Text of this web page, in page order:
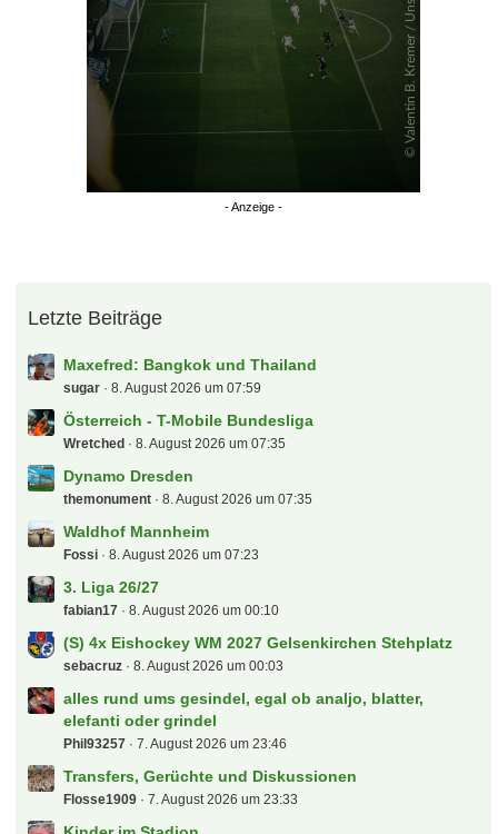
Letzte Beiträge
Maxefred: Bangkok und Thailand
sugar 8. August 2026 um 07:59
Österreich - T-Mobile Bundesliga
Wretched 8. August 2026 um 07:35
Dynamo Dresden
themonument 8. August 2026 um 07:35
Waldhof Mannheim
Fossi 8. August 2026 um 07:23
3. Liga 26/27
fabian17 8. August 2026 um 00:10
(S) 4x Eishockey WM 2027 Gelsenkirchen Stehplatz
sebacruz 8. August 2026 um 00:03
alles rund ums gesindel, egal ob analjo, blatter,
elefanti oder grindel
Phil93257 7. August 2026 um 23:46
Transfers, Gerüchte und Diskussionen
Flosse1909 7. August 2026 um 23:33